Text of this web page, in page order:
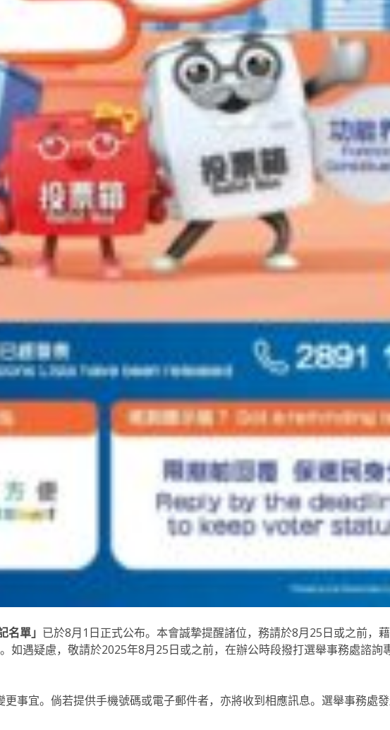
名單」 已於8月1日正式公布。本會誠摯提醒諸位，務請於8月25日或之前，
如遇疑慮，敬請於2025年8月25日或之前，在辦公時段撥打選舉事務處諮詢
事宜。倘若提供手機號碼或電子郵件者，亦將收到相應訊息。選舉事務處